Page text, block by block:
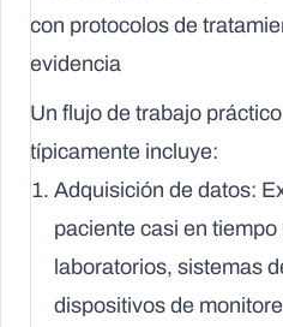
con protocolos de
evidencia
Un flujo de trabajo
típicamente incluye:
Adquisición de datos:
paciente casi en tiempo
laboratorios, sistemas
dispositivos de